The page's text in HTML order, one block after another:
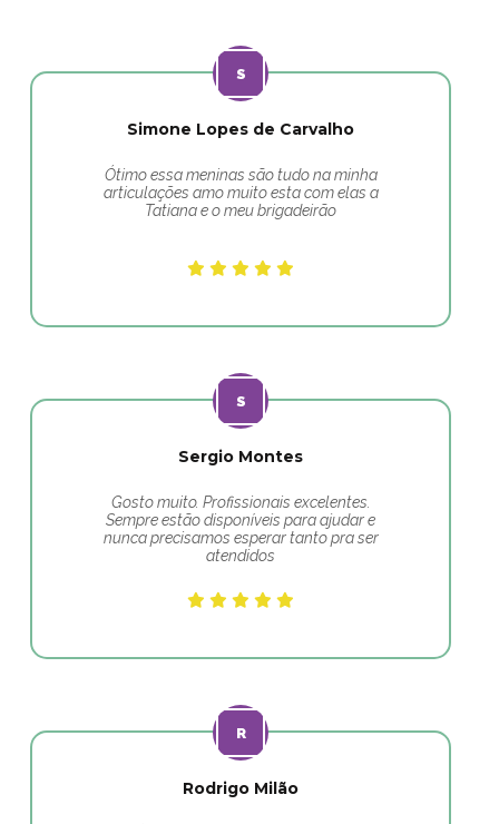
Simone Lopes de Carvalho
Ótimo essa meninas são tudo na minha
articulações amo muito esta com elas a
Tatiana e o meu brigadeirão
Sergio Montes
Gosto muito. Profissionais excelentes.
Sempre estão disponíveis para ajudar e
nunca precisamos esperar tanto pra ser
atendidos
Rodrigo Milão